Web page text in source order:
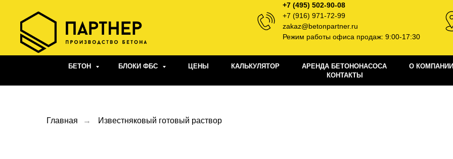
+7 (495) 502-90-08
+7 (916) 971-72-99
zakaz@betonpartner.ru
Режим работы офиса продаж: 9:00-17:30
БЕТОН БЛОКИ ФБС ЦЕНЫ КАЛЬКУЛЯТОР АРЕНДА БЕТОНОНАСОСА
О КОМПАНИИ
КОНТАКТЫ
Главная → Известняковый готовый раствор